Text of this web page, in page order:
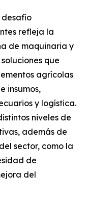
desafío
refleja la
de maquinaria y
que
agrícolas
insumos,
y logística.
niveles de
además de
sector, como la
de
del